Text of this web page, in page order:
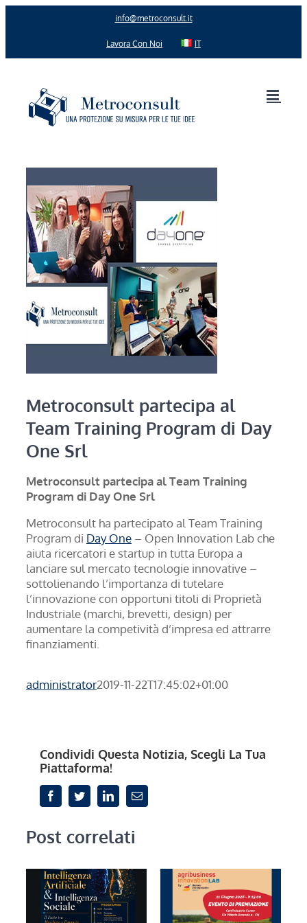
info@metroconsult.it
Lavora Con Noi IT
Metroconsult partecipa al
Team Training Program di Day
One Srl
Metroconsult partecipa al Team Training
Program di Day One Srl
Metroconsult ha partecipato al Team Training
Program di Day One – Open Innovation Lab che
aiuta ricercatori e startup in tutta Europa a
lanciare sul mercato tecnologie innovative –
sottolienando l’importanza di tutelare
l’innovazione con opportuni titoli di Proprietà
Industriale (marchi, brevetti, design) per
aumentare la competività d’impresa ed attrarre
finanziamenti.
administrator2019-11-22T17:45:02+01:00
Condividi Questa Notizia, Scegli La Tua
Piattaforma!
FacebookTwitterLinkedInEmail
Post correlati